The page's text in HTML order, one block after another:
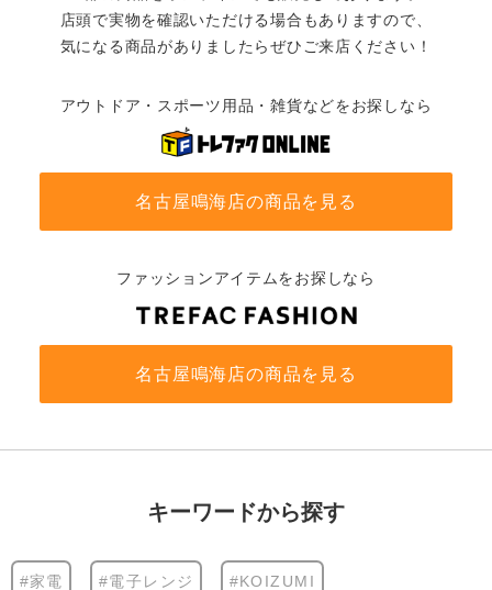
店頭で実物を確認いただける場合もありますので、
気になる商品がありましたらぜひご来店ください！
アウトドア・スポーツ用品・雑貨などをお探しなら
名古屋鳴海店の商品を見る
ファッションアイテムをお探しなら
名古屋鳴海店の商品を見る
キーワードから探す
#家電 #電子レンジ #KOIZUMI